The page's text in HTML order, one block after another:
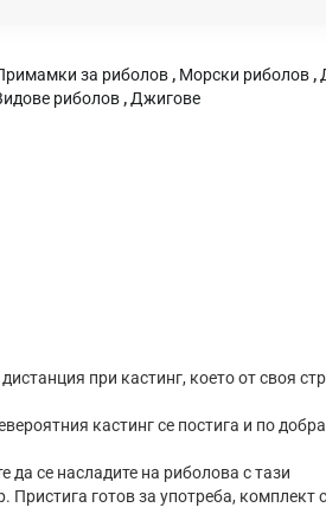
за риболов , Морски риболов ,
риболов ,Джигове
при кастинг, което от своя
кастинг се постига и по добра
се насладите на риболова с тази
готов за употреба, комплект с